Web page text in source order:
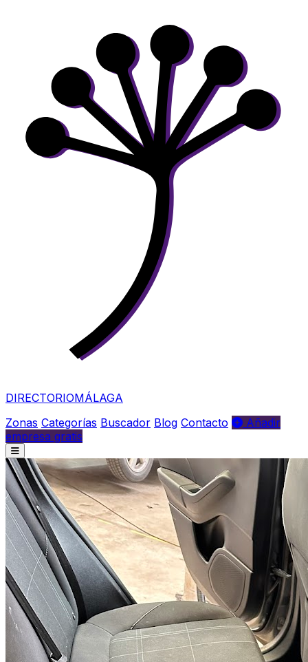
DIRECTORIOMÁLAGA
Zonas Categorías Buscador Blog Contacto
Añadir
empresa gratis